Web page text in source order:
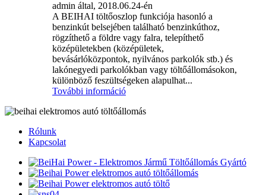
admin által, 2018.06.24-én
A BEIHAI töltőoszlop funkciója hasonló a
benzinkút belsejében található benzinkúthoz,
rögzíthető a földre vagy falra, telepíthető
középületekben (középületek,
bevásárlóközpontok, nyilvános parkolók stb.) és
lakónegyedi parkolókban vagy töltőállomásokon,
különböző feszültségeken alapulhat...
További információ
Rólunk
Kapcsolat